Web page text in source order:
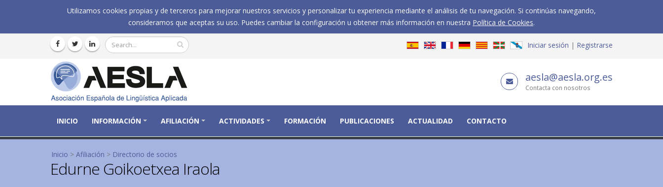
Utilizamos cookies propias y de terceros para mejorar nuestros servicios y personalizar tu experiencia mediante el análisis de tu navegación. Si continúas navegando,
consideramos que aceptas su uso. Puedes cambiar la configuración u obtener más información en nuestra Política de Cookies.
Iniciar sesión Registrarse
aesla@aesla.org.es
Contacta con nosotros
INICIO INFORMACIÓN AFILIACIÓN ACTIVIDADES FORMACIÓN PUBLICACIONES ACTUALIDAD CONTACTO
Se encuentra usted aquí
Inicio > Afiliación > Directorio de socios
Edurne Goikoetxea Iraola